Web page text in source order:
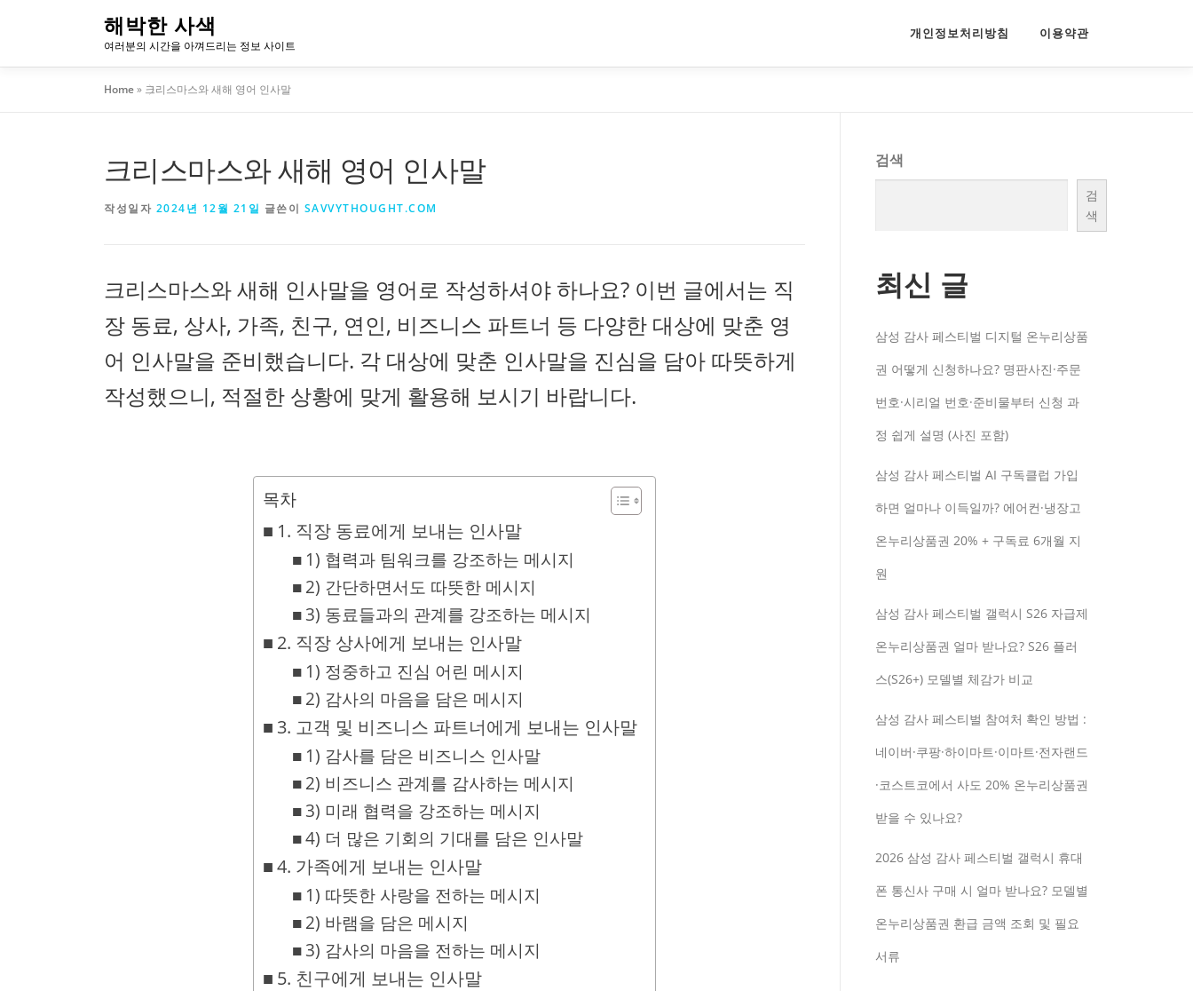
해박한 사색
여러분의 시간을 아껴드리는 정보 사이트
개인정보처리방침 이용약관
Home» 크리스마스와 새해 영어 인사말
크리스마스와 새해 영어 인사말
작성일자 2024년 12월 21일 글쓴이 SAVVYTHOUGHT.COM
크리스마스와 새해 인사말을 영어로 작성하셔야 하나요? 이번 글에서는 직
장 동료, 상사, 가족, 친구, 연인, 비즈니스 파트너 등 다양한 대상에 맞춘 영
어 인사말을 준비했습니다. 각 대상에 맞춘 인사말을 진심을 담아 따뜻하게
작성했으니, 적절한 상황에 맞게 활용해 보시기 바랍니다.
목차
1. 직장 동료에게 보내는 인사말
1) 협력과 팀워크를 강조하는 메시지
2) 간단하면서도 따뜻한 메시지
3) 동료들과의 관계를 강조하는 메시지
2. 직장 상사에게 보내는 인사말
1) 정중하고 진심 어린 메시지
2) 감사의 마음을 담은 메시지
3. 고객 및 비즈니스 파트너에게 보내는 인사말
1) 감사를 담은 비즈니스 인사말
2) 비즈니스 관계를 감사하는 메시지
3) 미래 협력을 강조하는 메시지
4) 더 많은 기회의 기대를 담은 인사말
4. 가족에게 보내는 인사말
1) 따뜻한 사랑을 전하는 메시지
2) 바램을 담은 메시지
3) 감사의 마음을 전하는 메시지
5. 친구에게 보내는 인사말
검색
검
색
최신 글
삼성 감사 페스티벌 디지털 온누리상품
권 어떻게 신청하나요? 명판사진·주문
번호·시리얼 번호·준비물부터 신청 과
정 쉽게 설명 (사진 포함)
삼성 감사 페스티벌 AI 구독클럽 가입
하면 얼마나 이득일까? 에어컨·냉장고
온누리상품권 20% + 구독료 6개월 지
원
삼성 감사 페스티벌 갤럭시 S26 자급제
온누리상품권 얼마 받나요? S26 플러
스(S26+) 모델별 체감가 비교
삼성 감사 페스티벌 참여처 확인 방법 :
네이버·쿠팡·하이마트·이마트·전자랜드
·코스트코에서 사도 20% 온누리상품권
받을 수 있나요?
2026 삼성 감사 페스티벌 갤럭시 휴대
폰 통신사 구매 시 얼마 받나요? 모델별
온누리상품권 환급 금액 조회 및 필요
서류